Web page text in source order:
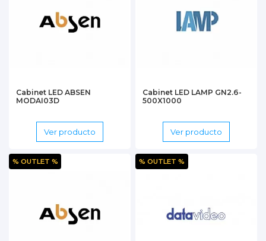
Cabinet LED ABSEN
MODAI03D
Ver producto
Cabinet LED LAMP GN2.6-
500X1000
Ver producto
% OUTLET % % OUTLET %